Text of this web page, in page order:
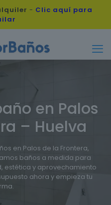
- Clic aquí para
en Palos
– Huelva
en Palos de la Frontera,
baños a medida para
estética y aprovechamiento
ahora y empieza tu